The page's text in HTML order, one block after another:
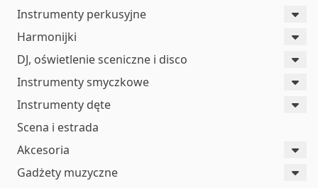
Instrumenty perkusyjne
Harmonijki
DJ, oświetlenie sceniczne i disco
Instrumenty smyczkowe
Instrumenty dęte
Scena i estrada
Akcesoria
Gadżety muzyczne